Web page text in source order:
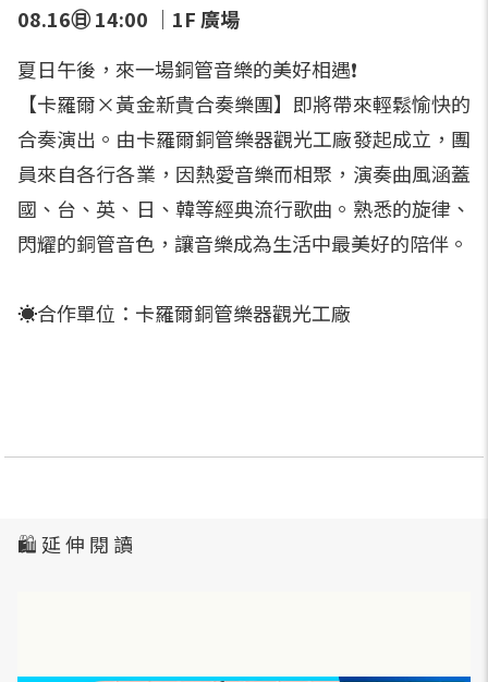
08.16㊐ 14:00 ｜1F 廣場
夏日午後，來一場銅管音樂的美好相遇❗️
【卡羅爾×黃金新貴合奏樂團】即將帶來輕鬆愉快的
合奏演出。由卡羅爾銅管樂器觀光工廠發起成立，團
員來自各行各業，因熱愛音樂而相聚，演奏曲風涵蓋
國、台、英、日、韓等經典流行歌曲。熟悉的旋律、
閃耀的銅管音色，讓音樂成為生活中最美好的陪伴。
☀️合作單位：卡羅爾銅管樂器觀光工廠
🛍️ 延 伸 閱 讀